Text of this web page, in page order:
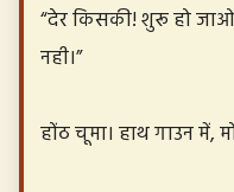
“देर किसकी! शुरू हो
नही।”
होंठ चूमा। हाथ गाउन में,